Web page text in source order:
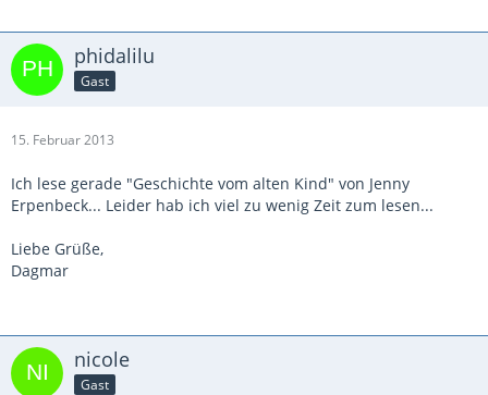
phidalilu
Gast
15. Februar 2013
Ich lese gerade "Geschichte vom alten Kind" von Jenny
Erpenbeck... Leider hab ich viel zu wenig Zeit zum lesen...
Liebe Grüße,
Dagmar
nicole
Gast